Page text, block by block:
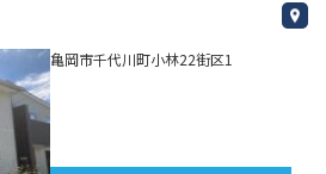
亀岡市千代川町小林22街区1